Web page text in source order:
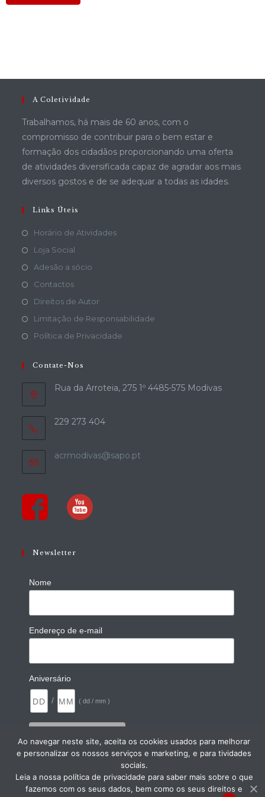
A Coletividade
Trabalhamos, há mais de 60 anos, com o
compromisso de contribuir para o bem estar e
formação dos cidadãos proporcionando uma oferta
de atividades diversificada capaz de agradar aos mais
diversos gostos e de se adequar a todas as idades.
Links Úteis
Horário de Atividades
Loja Social
Adesão a sócio
Contactos
Direitos de Autor
Limitação de Responsabilidade
Política de Privacidade
Contate-Nos
Rua da Arroteia, 275 1º 4485-575 Modivas
229 273 404
acrmodivas@sapo.pt
Newsletter
Nome
Endereço de e-mail
Aniversário
/ ( dd / mm )
Ao navegar neste site, aceita os cookies usados para melhorar
e personalizar os nossos serviços e marketing, e para tividades
sociais.
Leia a nossa política de privacidade para saber mais sobre o que
fazemos com os seus dados, bem como os seus direitos e